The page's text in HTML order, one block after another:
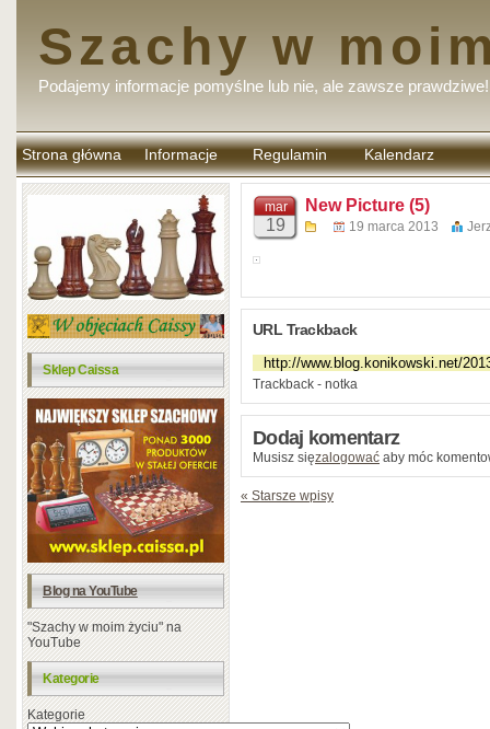
Szachy w
Podajemy informacje pomyślne lub nie, ale zawsze prawdziwe!
Strona główna Informacje Regulamin
komentarzy
Kalendarz
Sklep Caissa
Blog na YouTube
"Szachy w moim życiu" na
YouTube
Kategorie
Kategorie
mar
19
New Picture (5)
19 marca 2013
URL Trackback
Trackback - notka
Dodaj komentarz
Musisz sięzalogować aby móc
« Starsze wpisy